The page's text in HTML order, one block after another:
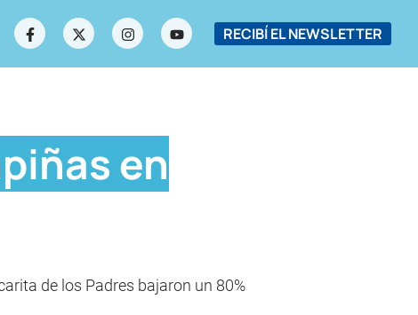
RECIBÍ EL NEWSLETTER
en
de los Padres bajaron un 80%